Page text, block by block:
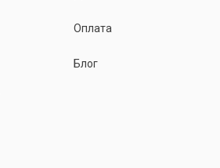
Оплата
Блог